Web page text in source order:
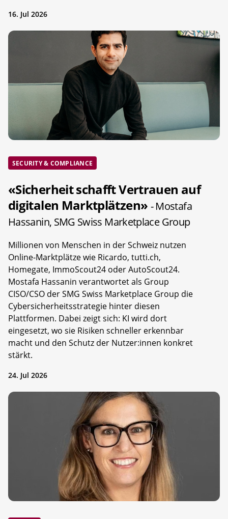
16. Jul 2026
SECURITY & COMPLIANCE
«Sicherheit schafft Vertrauen auf
digitalen Marktplätzen» - Mostafa
Hassanin, SMG Swiss Marketplace Group
Millionen von Menschen in der Schweiz nutzen
Online-Marktplätze wie Ricardo, tutti.ch,
Homegate, ImmoScout24 oder AutoScout24.
Mostafa Hassanin verantwortet als Group
CISO/CSO der SMG Swiss Marketplace Group die
Cybersicherheitsstrategie hinter diesen
Plattformen. Dabei zeigt sich: KI wird dort
eingesetzt, wo sie Risiken schneller erkennbar
macht und den Schutz der Nutzer:innen konkret
stärkt.
24. Jul 2026